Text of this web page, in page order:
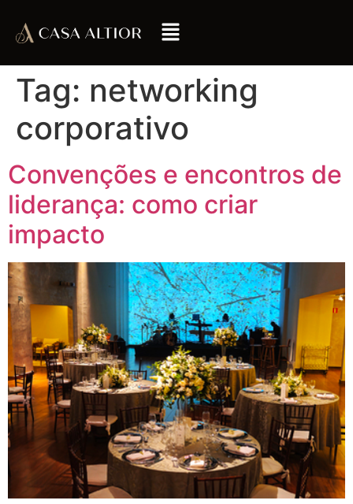
Tag: networking
corporativo
Convenções e encontros de
liderança: como criar
impacto